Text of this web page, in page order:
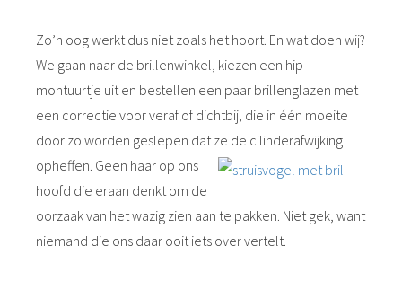
Zo’n oog werkt dus niet zoals het hoort. En wat doen wij?
We gaan naar de brillenwinkel, kiezen een hip
montuurtje uit en bestellen een paar brillenglazen met
een correctie voor veraf of dichtbij, die in één moeite
door zo worden geslepen dat ze de cilinderafwijking
opheffen. Geen haar op ons
hoofd die eraan denkt om de
oorzaak van het wazig zien aan te pakken. Niet gek, want
niemand die ons daar ooit iets over vertelt.